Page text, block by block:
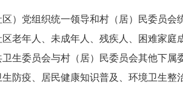
）党组织统一领导和村（居）民委员
老年人、未成年人、残疾人、困难家
生委员会与村（居）民委员会其他下
防疫、居民健康知识普及、环境卫生整